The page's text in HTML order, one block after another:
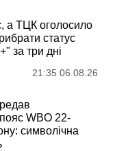
а ТЦК оголосило
статус
за три дні
21:35 06.08.26
WBO 22-
символічна